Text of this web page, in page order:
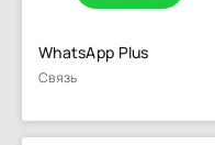
WhatsApp Plus
Связь